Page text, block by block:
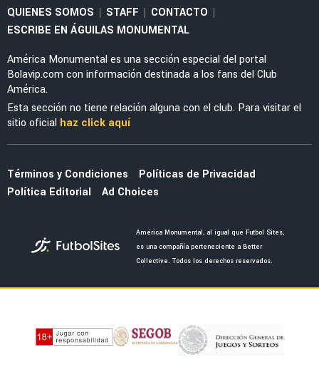
QUIENES SOMOS | STAFF | CONTACTO |
ESCRIBE EN ÁGUILAS MONUMENTAL
América Monumental es una sección especial del portal
Bolavip.com con información destinada a los fans del Club
América.
Esta sección no tiene relación alguna con el club. Para visitar el
sitio oficial haz click aquí
Términos y Condiciones
Políticas de Privacidad
Política Editorial
Ad Choices
América Monumental, al igual que Futbol Sites,
es una compañía perteneciente a Better
Collective. Todos los derechos reservados.